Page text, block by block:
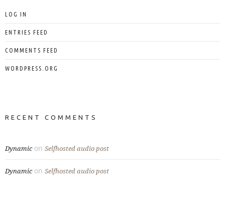
LOG IN
ENTRIES FEED
COMMENTS FEED
WORDPRESS.ORG
RECENT COMMENTS
Dynamicon Selfhosted audio post
Dynamicon Selfhosted audio post